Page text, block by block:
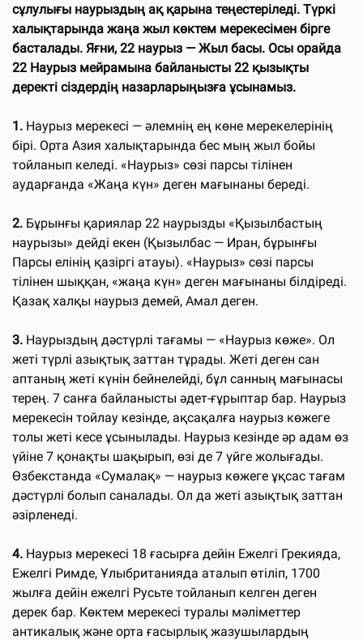
сұлулығы наурыздың ақ қарына теңестеріледі. Түркі
халықтарында жаңа жыл көктем мерекесімен бірге
басталады. Яғни, 22 наурыз — Жыл басы. Осы орайда
22 Наурыз мейрамына байланысты 22 қызықты
деректі сіздердің назарларыңызға ұсынамыз.
1. Наурыз мерекесі — әлемнің ең көне мерекелерінің
бірі. Орта Азия халықтарында бес мың жыл бойы
тойланып келеді. «Наурыз» сөзі парсы тілінен
аударғанда «Жаңа күн» деген мағынаны береді.
2. Бұрынғы қариялар 22 наурызды «Қызылбастың
наурызы» дейді екен (Қызылбас — Иран, бұрынғы
Парсы елінің қазіргі атауы). «Наурыз» сөзі парсы
тілінен шыққан, «жаңа күн» деген мағынаны білдіреді.
Қазақ халқы наурыз демей, Амал деген.
3. Наурыздың дәстүрлі тағамы — «Наурыз көже». Ол
жеті түрлі азықтық заттан тұрады. Жеті деген сан
аптаның жеті күнін бейнелейді, бұл санның мағынасы
терең. 7 санға байланысты әдет-ғұрыптар бар. Наурыз
мерекесін тойлау кезінде, ақсақалға наурыз көжеге
толы жеті кесе ұсынылады. Наурыз кезінде әр адам өз
үйіне 7 қонақты шақырып, өзі де 7 үйге жолығады.
Өзбекстанда «Сумалақ» — наурыз көжеге ұқсас тағам
дәстүрлі болып саналады. Ол да жеті азықтық заттан
әзірленеді.
4. Наурыз мерекесі 18 ғасырға дейін Ежелгі Грекияда,
Ежелгі Римде, Ұлыбританияда аталып өтіліп, 1700
жылға дейін ежелгі Русьте тойланып келген деген
дерек бар. Көктем мерекесі туралы мәліметтер
антикалық және орта ғасырлық жазушылардың